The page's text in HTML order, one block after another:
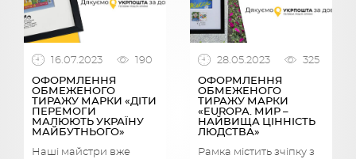
16.07.2023
190
ОФОРМЛЕННЯ
ОБМЕЖЕНОГО
ТИРАЖУ МАРКИ «ДІТИ
ПЕРЕМОГИ
МАЛЮЮТЬ УКРАЇНУ
МАЙБУТНЬОГО»
Наші майстри вже
28.05.2023
325
ОФОРМЛЕННЯ
ОБМЕЖЕНОГО
ТИРАЖУ МАРКИ
«EUROPА. МИР –
НАЙВИЩА ЦІННІСТЬ
ЛЮДСТВА»
Рамка містить зчіпку з